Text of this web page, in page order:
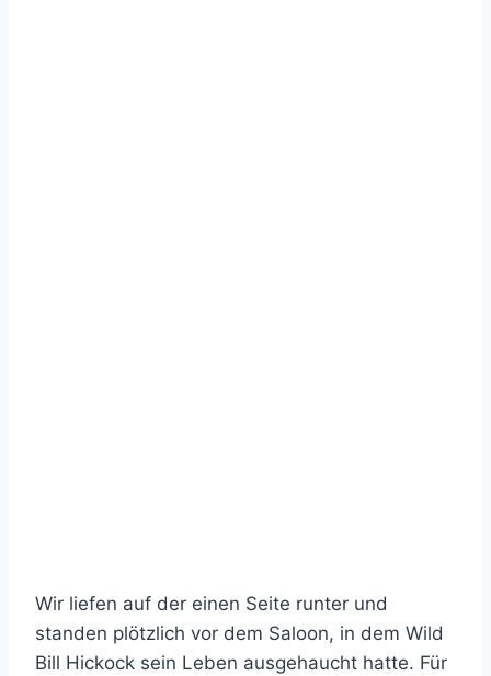
Wir liefen auf der einen Seite runter und
standen plötzlich vor dem Saloon, in dem Wild
Bill Hickock sein Leben ausgehaucht hatte. Für